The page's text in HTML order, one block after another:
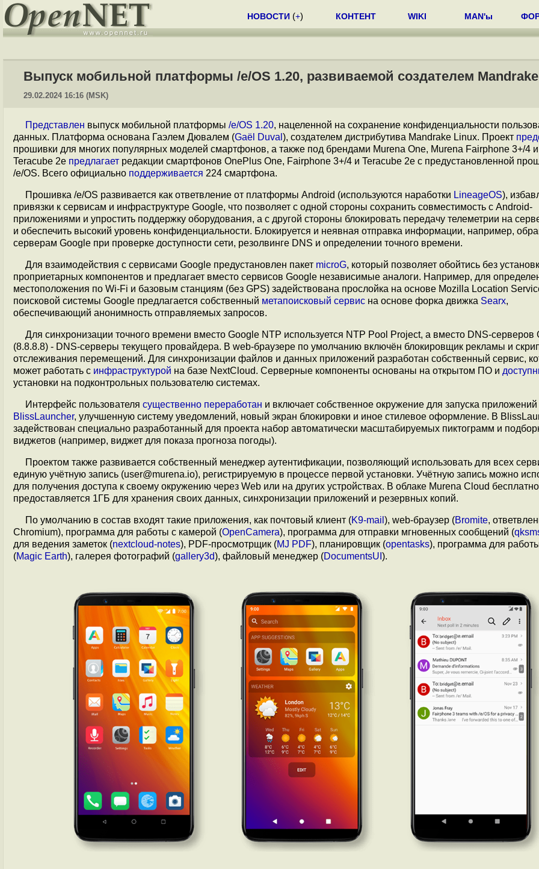
НОВОСТИ (+) КОНТЕНТ WIKI MAN'ы
Выпуск мобильной платформы /e/OS 1.20, развиваемой создателем
29.02.2024 16:16 (MSK)
Представлен выпуск мобильной платформы /e/OS 1.20, нацеленной на сохранение конфиденциальности
данных. Платформа основана Гаэлем Дювалем (Gaël Duval ), создателем дистрибутива Mandrake Linux. Проект
прошивки для многих популярных моделей смартфонов, а также под брендами Murena One, Murena Fairphone 3+/4
Teracube 2e предлагает редакции смартфонов OnePlus One, Fairphone 3+/4 и Teracube 2e с предустановленной
/e/OS. Всего официально поддерживается 224 смартфона.
Прошивка /e/OS развивается как ответвление от платформы Android (используются наработки LineageOS),
привязки к сервисам и инфраструктуре Google, что позволяет с одной стороны сохранить совместимость с Android-
приложениями и упростить поддержку оборудования, а с другой стороны блокировать передачу телеметрии на
и обеспечить высокий уровень конфиденциальности. Блокируется и неявная отправка информации, например,
серверам Google при проверке доступности сети, резолвинге DNS и определении точного времени.
Для взаимодействия с сервисами Google предустановлен пакет microG, который позволяет обойтись без
проприетарных компонентов и предлагает вместо сервисов Google независимые аналоги. Например, для
местоположения по Wi-Fi и базовым станциям (без GPS) задействована прослойка на основе Mozilla Location
поисковой системы Google предлагается собственный метапоисковый сервис на основе форка движка Searx,
обеспечивающий анонимность отправляемых запросов.
Для синхронизации точного времени вместо Google NTP используется NTP Pool Project, а вместо DNS-серверов
(8.8.8.8) - DNS-серверы текущего провайдера. В web-браузере по умолчанию включён блокировщик рекламы и
отслеживания перемещений. Для синхронизации файлов и данных приложений разработан собственный сервис,
может работать c инфраструктурой на базе NextCloud. Серверные компоненты основаны на открытом ПО и
установки на подконтрольных пользователю системах.
Интерфейс пользователя существенно переработан и включает собственное окружение для запуска приложений
BlissLauncher, улучшенную систему уведомлений, новый экран блокировки и иное стилевое оформление. В
задействован специально разработанный для проекта набор автоматически масштабируемых пиктограмм и
виджетов (например, виджет для показа прогноза погоды).
Проектом также развивается собственный менеджер аутентификации, позволяющий использовать для всех
единую учётную запись (user@murena.io), регистрируемую в процессе первой установки. Учётную запись можно
для получения доступа к своему окружению через Web или на других устройствах. В облаке Murena Cloud бесплатно
предоставляется 1ГБ для хранения своих данных, синхронизации приложений и резервных копий.
По умолчанию в состав входят такие приложения, как почтовый клиент (K9-mail ), web-браузер (Bromite,
Chromium), программа для работы с камерой (OpenCamera), программа для отправки мгновенных сообщений (
для ведения заметок (nextcloud-notes), PDF-просмотрщик (MJ PDF), планировщик (opentasks), программа для
(Magic Earth), галерея фотографий (gallery3d), файловый менеджер (DocumentsUI ).